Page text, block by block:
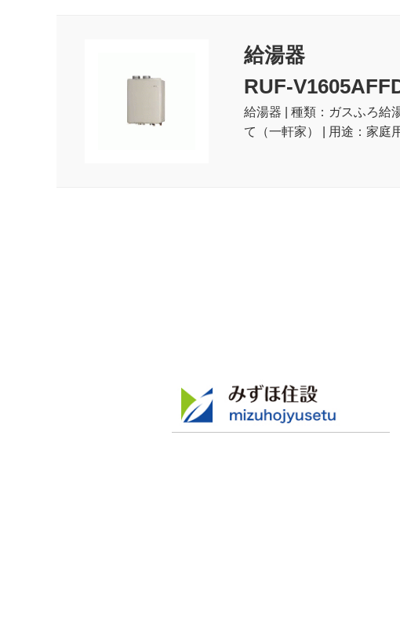
給湯器
RUF-
給湯器 | 種類：ガスふろ給
て（一軒家） | 用途：家庭